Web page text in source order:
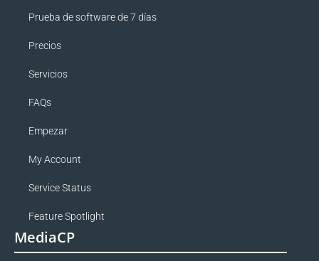
Prueba de software de 7 días
Precios
Servicios
FAQs
Empezar
My Account
Service Status
Feature Spotlight
MediaCP